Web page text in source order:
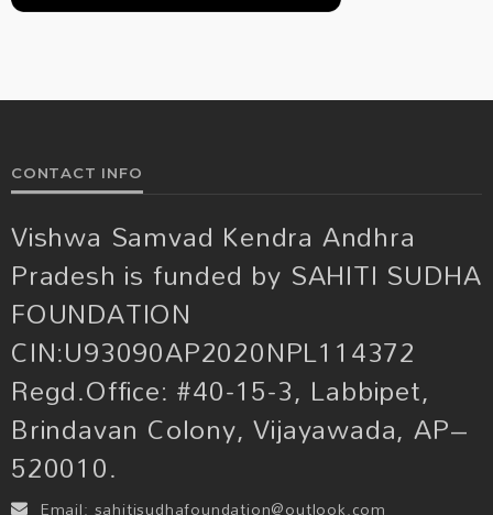
CONTACT INFO
Vishwa Samvad Kendra Andhra
Pradesh is funded by SAHITI SUDHA
FOUNDATION
CIN:U93090AP2020NPL114372
Regd.Office: #40-15-3, Labbipet,
Brindavan Colony, Vijayawada, AP–
520010.
Email: sahitisudhafoundation@outlook.com